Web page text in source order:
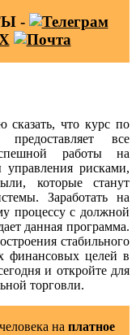
-
сказать, что курс по
все
работы на
рисками,
которые станут
Заработать на
процессу с должной
данная программа.
стабильного
финансовых целей в
и откройте для
торговли.
на платное